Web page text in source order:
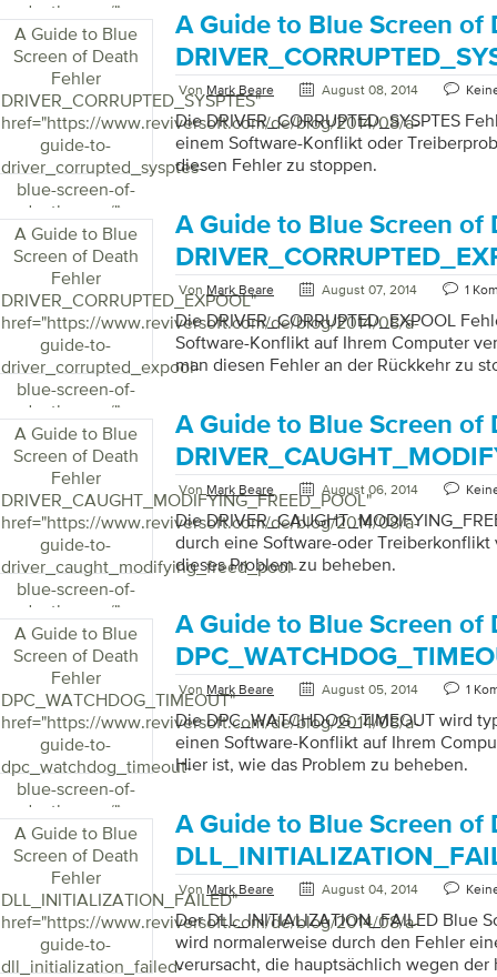
death-error/">
A Guide to Blue
Screen of Death
Fehler
DRIVER_CORRUPTED_SYSPTES"
href="https://www.reviversoft.com/de/blog/2014/08/a-
guide-to-
driver_corrupted_sysptes-
blue-screen-of-
death-error/">
A Guide to Blue Screen of
Von Mark Beare August 08, 2014
Die DRIVER_CORRUPTED_SYSPTES
einem Software-Konflikt oder
diesen Fehler zu stoppen.
A Guide to Blue
Screen of Death
Fehler
DRIVER_CORRUPTED_EXPOOL"
href="https://www.reviversoft.com/de/blog/2014/08/a-
guide-to-
driver_corrupted_expool-
blue-screen-of-
death-error/">
A Guide to Blue Screen of
Von Mark Beare August 07, 2014 1
Die DRIVER_CORRUPTED_EXPOOL
Software-Konflikt auf Ihrem Computer
man diesen Fehler an der Rückkehr zu
A Guide to Blue
Screen of Death
Fehler
DRIVER_CAUGHT_MODIFYING_FREED_POOL"
href="https://www.reviversoft.com/de/blog/2014/08/a-
guide-to-
driver_caught_modifying_freed_pool-
blue-screen-of-
death-error/">
A Guide to Blue Screen of
Von Mark Beare August 06, 2014
Die
durch eine Software-oder Treiberkonflikt
dieses Problem zu beheben.
A Guide to Blue
Screen of Death
Fehler
DPC_WATCHDOG_TIMEOUT"
href="https://www.reviversoft.com/de/blog/2014/08/a-
guide-to-
dpc_watchdog_timeout-
blue-screen-of-
death-error/">
A Guide to Blue Screen of
Von Mark Beare August 05, 2014 1
Die DPC_WATCHDOG_TIMEOUT wird
einen Software-Konflikt auf Ihrem
Hier ist, wie das Problem zu beheben.
A Guide to Blue
Screen of Death
Fehler
DLL_INITIALIZATION_FAILED"
href="https://www.reviversoft.com/de/blog/2014/08/a-
guide-to-
dll_initialization_failed-
A Guide to Blue Screen of
Von Mark Beare August 04, 2014
Der DLL_INITIALIZATION_FAILED Blue
wird normalerweise durch den Fehler
verursacht, die hauptsächlich wegen